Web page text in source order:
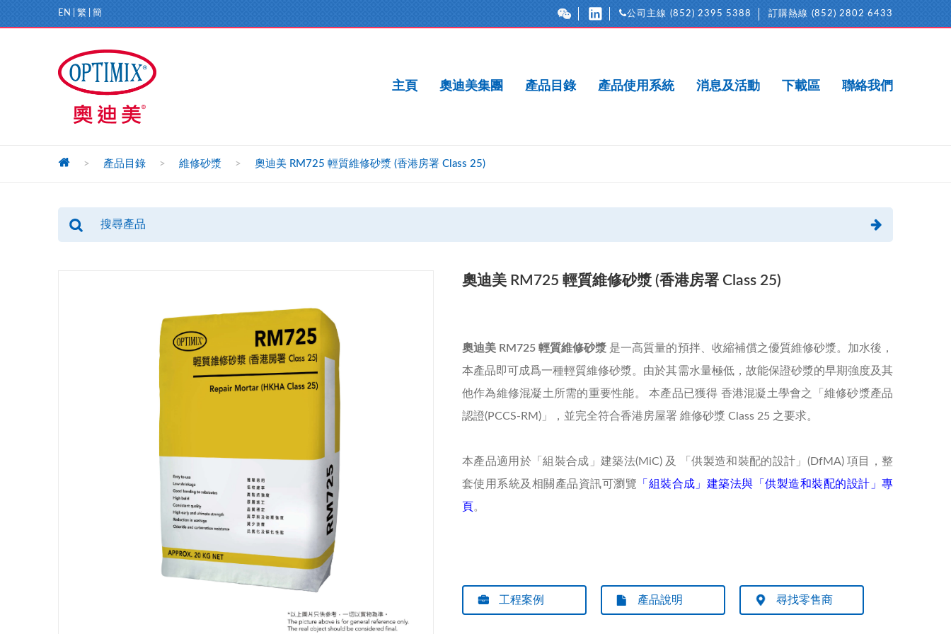
EN 繁 簡 公司主線 (852) 2395 5388 訂購熱線 (852) 2802 6433
主頁 奧迪美集團 產品目錄 產品使用系統 消息及活動 下載區 聯絡我們
> 產品目錄 > 維修砂漿 > 奧迪美 RM725 輕質維修砂漿 (香港房署 Class 25)
奧迪美 RM725 輕質維修砂漿 (香港房署 Class 25)
奧迪美 RM725 輕質維修砂漿 是一高質量的預拌、收縮補償之優質維修砂漿。加水後，
本產品即可成爲一種輕質維修砂漿。由於其需水量極低，故能保證砂漿的早期強度及其
他作為維修混凝土所需的重要性能。 本產品已獲得 香港混凝土學會之「維修砂漿產品
認證(PCCS-RM)」，並完全符合香港房屋署 維修砂漿 Class 25 之要求。
本產品適用於「組裝合成」建築法(MiC) 及 「供製造和裝配的設計」(DfMA) 項目，整
套使用系統及相關產品資訊可瀏覽 「組裝合成」建築法與「供製造和裝配的設計」專
頁。
工程案例 產品說明 尋找零售商